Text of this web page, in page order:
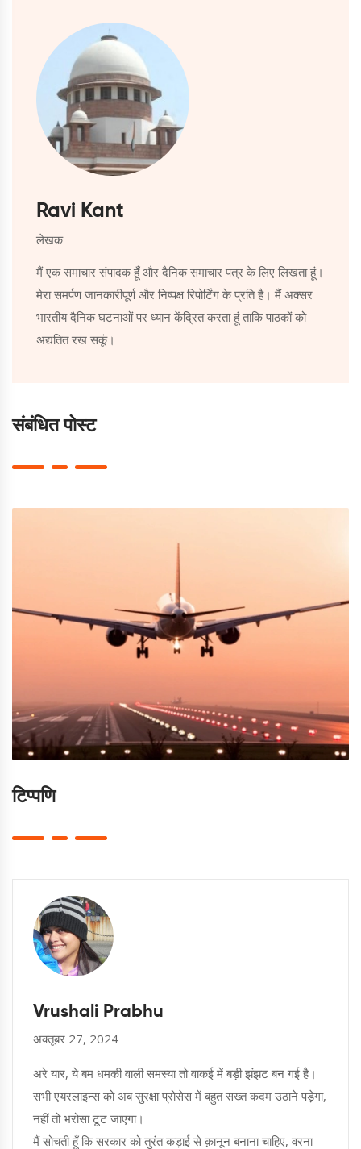
Ravi Kant
लेखक
मैं एक समाचार संपादक हूँ और दैनिक समाचार पत्र के लिए लिखता हूं।
मेरा समर्पण जानकारीपूर्ण और निष्पक्ष रिपोर्टिंग के प्रति है। मैं अक्सर
भारतीय दैनिक घटनाओं पर ध्यान केंद्रित करता हूं ताकि पाठकों को
अद्यतित रख सकूं।
संबंधित पोस्ट
टिप्पणि
Vrushali Prabhu
अक्तूबर 27, 2024
अरे यार, ये बम धमकी वाली समस्या तो वाकई में बड़ी झंझट बन गई है।
सभी एयरलाइन्स को अब सुरक्षा प्रोसेस में बहुत सख्त कदम उठाने पड़ेगा,
नहीं तो भरोसा टूट जाएगा।
मैं सोचती हूँ कि सरकार को तुरंत कड़ाई से क़ानून बनाना चाहिए, वरना